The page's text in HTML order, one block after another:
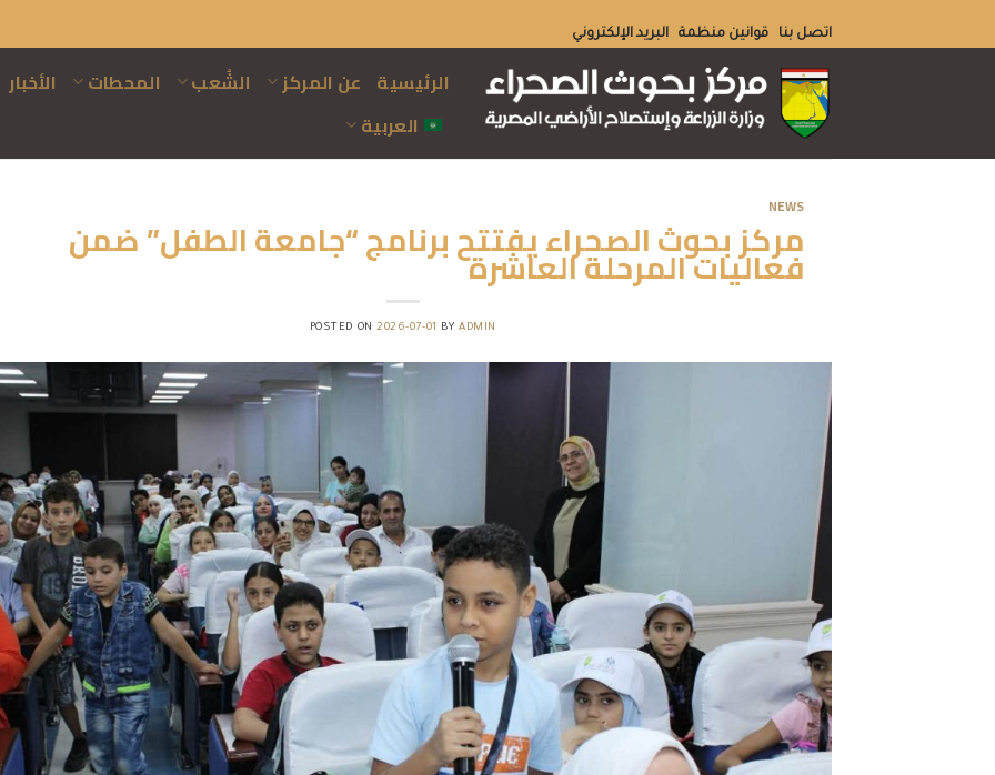
اتصل بنا قوانين منظمة البريد الإلكتروني
الرئيسية عن المركز الشُعب المحطات الأخبار
العربية
NEWS
مركز بحوث الصحراء يفتتح برنامج “جامعة الطفل” ضمن
فعاليات المرحلة العاشرة
POSTED ON2026-07-01 BYADMIN